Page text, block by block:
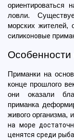
ловли.
силиконовые
Особенности
Приманки на
конце прошлого
они оказали
приманка
живого организма,
на море
ценятся среди